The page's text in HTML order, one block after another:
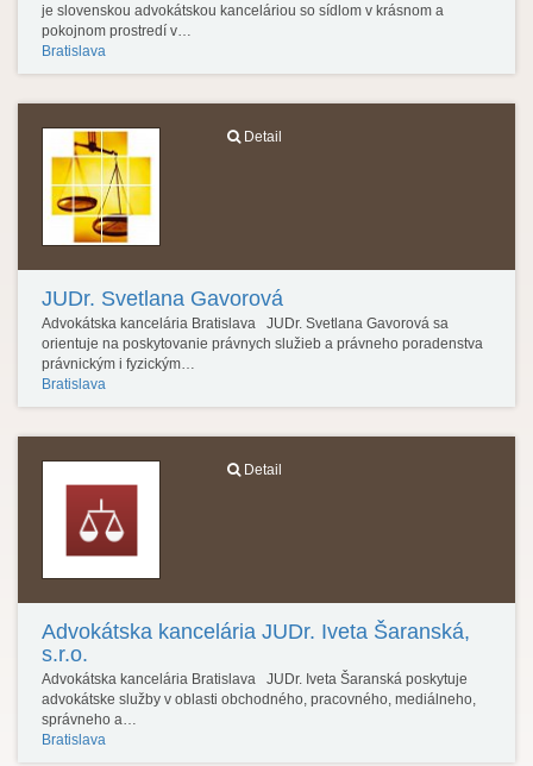
je slovenskou advokátskou kanceláriou so sídlom v krásnom a
pokojnom prostredí v…
Bratislava
Detail
JUDr. Svetlana Gavorová
Advokátska kancelária Bratislava JUDr. Svetlana Gavorová sa
orientuje na poskytovanie právnych služieb a právneho poradenstva
právnickým i fyzickým…
Bratislava
Detail
Advokátska kancelária JUDr. Iveta Šaranská,
s.r.o.
Advokátska kancelária Bratislava JUDr. Iveta Šaranská poskytuje
advokátske služby v oblasti obchodného, pracovného, mediálneho,
správneho a…
Bratislava